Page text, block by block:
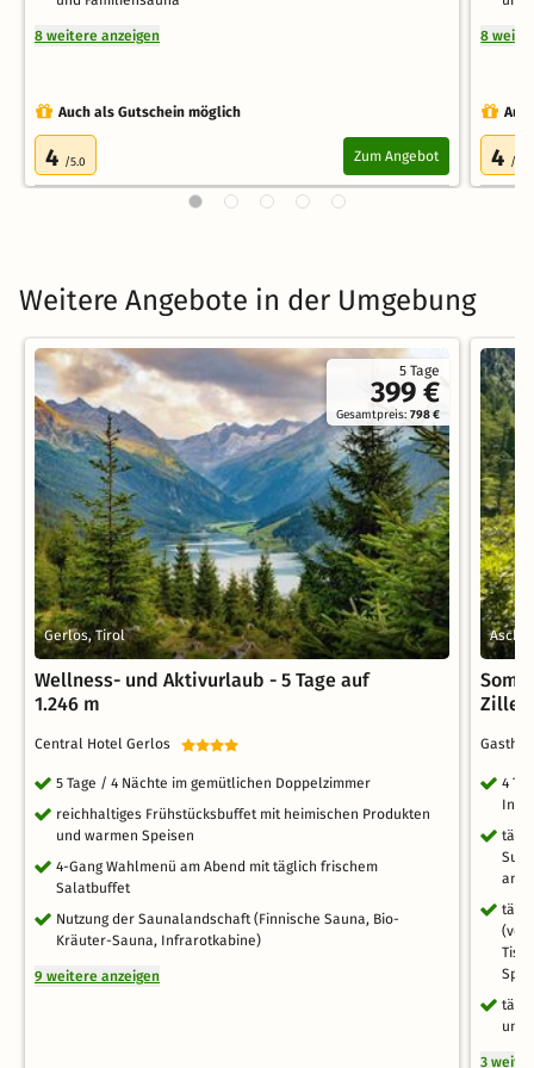
8 weitere anzeigen
Auch als Gutschein möglich
4 /5.0 Zum Angebot
8
4 /5.0
Weitere Angebote in der Umgebung
5 Tage
399 €
Gesamtpreis:798 €
Gerlos, Tirol
Wellness- und Aktivurlaub - 5 Tage auf
1.246 m
Central Hotel Gerlos
5 Tage / 4 Nächte im gemütlichen Doppelzimmer
reichhaltiges Frühstücksbuffet mit heimischen Produkten
und warmen Speisen
4-Gang Wahlmenü am Abend mit täglich frischem
Salatbuffet
Nutzung der Saunalandschaft (Finnische Sauna, Bio-
Kräuter-Sauna, Infrarotkabine)
9 weitere anzeigen
4
am
und
3